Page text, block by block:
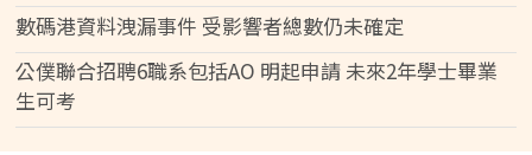
數碼港資料洩漏事件 受影響者總數仍未確定
公僕聯合招聘6職系包括AO 明起申請 未來2年學士畢業
生可考